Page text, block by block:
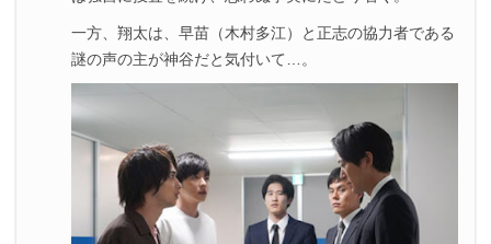
一方、翔太は、早苗（木村多江）と正志の協力者である
謎の声の主が神谷だと気付いて…。